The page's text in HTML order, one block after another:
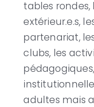
tables rondes,
extérieur.e.s,
partenariat,
clubs, les
adultes mais